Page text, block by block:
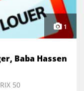
1
Local commercial Alger, Baba Hassen
50